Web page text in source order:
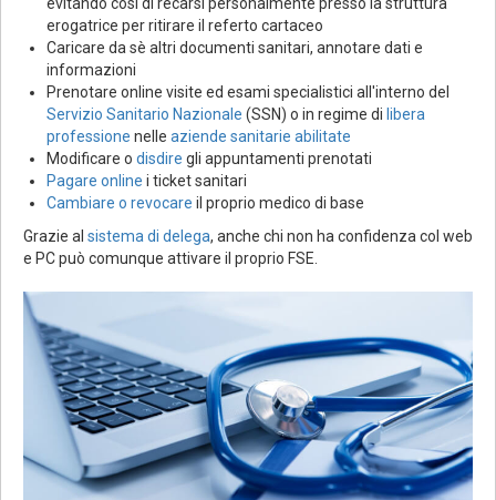
erogatrice per ritirare il referto cartaceo
Caricare da sè altri documenti sanitari, annotare dati e
informazioni
Prenotare online visite ed esami specialistici all'interno del
Servizio Sanitario Nazionale (SSN) o in regime di libera
professione nelle aziende sanitarie abilitate
Modificare o disdire gli appuntamenti prenotati
Pagare online i ticket sanitari
Cambiare o revocare il proprio medico di base
Grazie al sistema di delega, anche chi non ha confidenza col web
e PC può comunque attivare il proprio FSE.